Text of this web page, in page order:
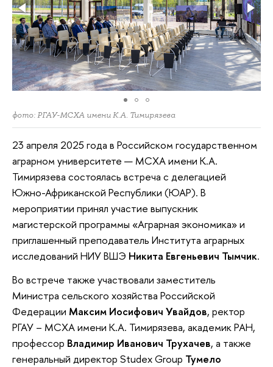
фото: РГАУ-МСХА имени К.А. Тимирязева
23 апреля 2025 года в Российском государственном
аграрном университете — МСХА имени К.А.
Тимирязева состоялась встреча с делегацией
Южно-Африканской Республики (ЮАР). В
мероприятии принял участие выпускник
магистерской программы «Аграрная экономика» и
приглашенный преподаватель Института аграрных
исследований НИУ ВШЭ Никита Евгеньевич Тымчик.
Во встрече также участвовали заместитель
Министра сельского хозяйства Российской
Федерации Максим Иосифович Увайдов, ректор
РГАУ – МСХА имени К.А. Тимирязева, академик РАН,
профессор Владимир Иванович Трухачев, а также
генеральный директор Studex Group Тумело